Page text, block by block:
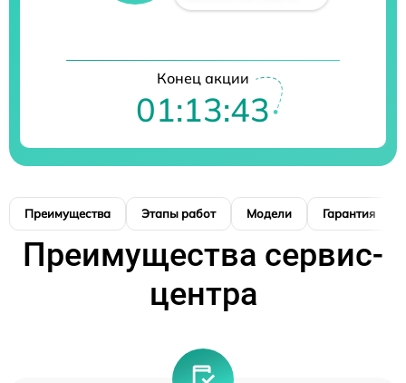
Конец акции
01:13:42
Преимущества Этапы работ Модели Гарантия
Преимущества сервис-
центра